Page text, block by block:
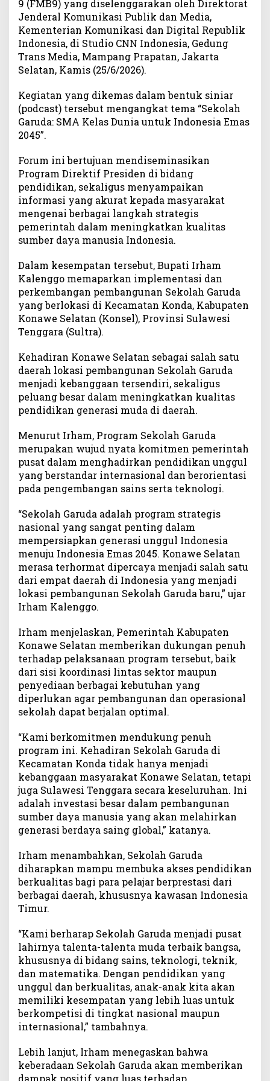
K
a
l
e
n
g
o
P
a
r
a
n
P
e
r
k
m
b
a
n
a
e
k
o
l
a
G
a
r
d
a
o
n
a
w
e
S
e
t
a
n
9 (FMB9) yang diselenggarakan oleh Direktorat
Jenderal Komunikasi Publik dan Media,
Kementerian Komunikasi dan Digital Republik
Indonesia, di Studio CNN Indonesia, Gedung
Trans Media, Mampang Prapatan, Jakarta
Selatan, Kamis (25/6/2026).
Kegiatan yang dikemas dalam bentuk siniar
(podcast) tersebut mengangkat tema “Sekolah
Garuda: SMA Kelas Dunia untuk Indonesia Emas
2045”.
Forum ini bertujuan mendiseminasikan
Program Direktif Presiden di bidang
pendidikan, sekaligus menyampaikan
informasi yang akurat kepada masyarakat
mengenai berbagai langkah strategis
pemerintah dalam meningkatkan kualitas
sumber daya manusia Indonesia.
Dalam kesempatan tersebut, Bupati Irham
Kalenggo memaparkan implementasi dan
perkembangan pembangunan Sekolah Garuda
yang berlokasi di Kecamatan Konda, Kabupaten
Konawe Selatan (Konsel), Provinsi Sulawesi
Tenggara (Sultra).
Kehadiran Konawe Selatan sebagai salah satu
daerah lokasi pembangunan Sekolah Garuda
menjadi kebanggaan tersendiri, sekaligus
peluang besar dalam meningkatkan kualitas
pendidikan generasi muda di daerah.
Menurut Irham, Program Sekolah Garuda
merupakan wujud nyata komitmen pemerintah
pusat dalam menghadirkan pendidikan unggul
yang berstandar internasional dan berorientasi
pada pengembangan sains serta teknologi.
“Sekolah Garuda adalah program strategis
nasional yang sangat penting dalam
mempersiapkan generasi unggul Indonesia
menuju Indonesia Emas 2045. Konawe Selatan
merasa terhormat dipercaya menjadi salah satu
dari empat daerah di Indonesia yang menjadi
lokasi pembangunan Sekolah Garuda baru,” ujar
Irham Kalenggo.
Irham menjelaskan, Pemerintah Kabupaten
Konawe Selatan memberikan dukungan penuh
terhadap pelaksanaan program tersebut, baik
dari sisi koordinasi lintas sektor maupun
penyediaan berbagai kebutuhan yang
diperlukan agar pembangunan dan operasional
sekolah dapat berjalan optimal.
“Kami berkomitmen mendukung penuh
program ini. Kehadiran Sekolah Garuda di
Kecamatan Konda tidak hanya menjadi
kebanggaan masyarakat Konawe Selatan, tetapi
juga Sulawesi Tenggara secara keseluruhan. Ini
adalah investasi besar dalam pembangunan
sumber daya manusia yang akan melahirkan
generasi berdaya saing global,” katanya.
Irham menambahkan, Sekolah Garuda
diharapkan mampu membuka akses pendidikan
berkualitas bagi para pelajar berprestasi dari
berbagai daerah, khususnya kawasan Indonesia
Timur.
“Kami berharap Sekolah Garuda menjadi pusat
lahirnya talenta-talenta muda terbaik bangsa,
khususnya di bidang sains, teknologi, teknik,
dan matematika. Dengan pendidikan yang
unggul dan berkualitas, anak-anak kita akan
memiliki kesempatan yang lebih luas untuk
berkompetisi di tingkat nasional maupun
internasional,” tambahnya.
Lebih lanjut, Irham menegaskan bahwa
keberadaan Sekolah Garuda akan memberikan
dampak positif yang luas terhadap